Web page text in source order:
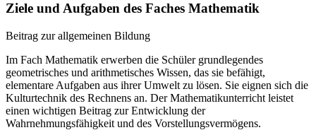
Ziele und Aufgaben des Faches Mathematik
Beitrag zur allgemeinen Bildung
Im Fach Mathematik erwerben die Schüler grundlegendes
geometrisches und arithmetisches Wissen, das sie befähigt,
elementare Aufgaben aus ihrer Umwelt zu lösen. Sie eignen sich die
Kulturtechnik des Rechnens an. Der Mathematikunterricht leistet
einen wichtigen Beitrag zur Entwicklung der
Wahrnehmungsfähigkeit und des Vorstellungsvermögens.